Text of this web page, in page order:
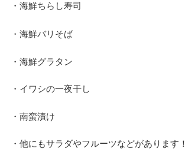
・海鮮ちらし寿司
・海鮮バリそば
・海鮮グラタン
・イワシの一夜干し
・南蛮漬け
・他にもサラダやフルーツなどがあります！